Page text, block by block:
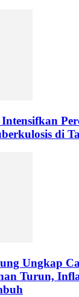
di
Ungkap
Turun,